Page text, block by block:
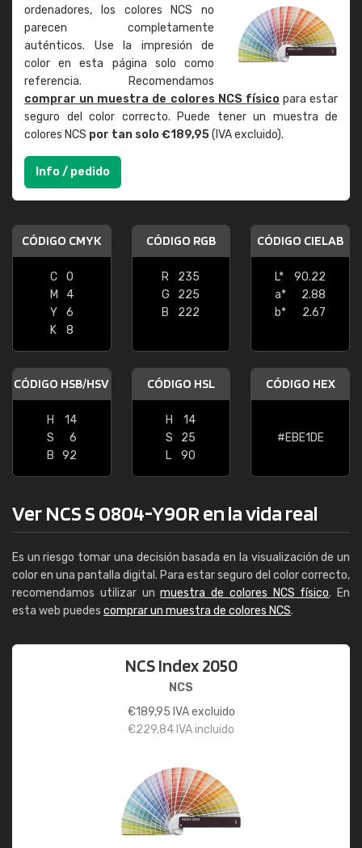
ordenadores, los colores NCS no
parecen completamente
auténticos. Use la impresión de
color en esta página solo como
referencia. Recomendamos
comprar un muestra de colores NCS físicopara estar
seguro del color correcto. Puede tener un muestra de
colores NCS por tan solo €189,95(IVA excluido).
Info / pedido
CÓDIGO CMYK
C
0
M
4
Y
6
K
8
CÓDIGO RGB
R
235
G
225
B
222
CÓDIGO CIELAB
L*
90.22
a*
2.88
b*
2.67
CÓDIGO HSB/HSV
H
14
S
6
B
92
CÓDIGO HSL
H
14
S
25
L
90
CÓDIGO HEX
#EBE1DE
Ver NCS S 0804-Y90R en la vida real
Es un riesgo tomar una decisión basada en la visualización de un
color en una pantalla digital. Para estar seguro del color correcto,
recomendamos utilizar unmuestra de colores NCS físico. En
esta web puedes comprar un muestra de colores NCS.
NCS Index 2050
NCS
€189,95 IVA excluido
€229,84 IVA incluido